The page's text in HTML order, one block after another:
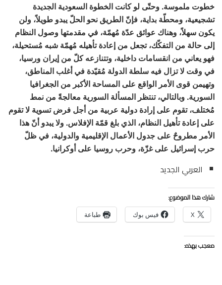
خطوت ملموسة. وحتّى لو كانت الخطوة السعودية الجديدة
تشجيعية، ومحطّة بداية، فإنّ الطريق نحو الحلّ يبدو طويلاً، ولن
يكون سهلاً، وهناك عوائق عدّة مُهمّة، في مقدمتها وصول النظام
إلى حالة من التفكّك، تجعل من إعادة تأهيله مُهمّة شبه مُستحيلة،
فهو يعاني من انقسامات داخلية، وتتنازعه كلّ من إيران ورسيا،
في وقت لا تزال فيه سلطة الدولة مُقيّدة في أغلب المناطق،
وتهيمن قوى الأمر الواقع على المساحة الأكبر من الجغرافيا
السورية. وبالتالي، تنتظر المسألة السورية معالجةً من نمط
مُختلف، تقوم على إرادة دولية عربية من أجل فرض تسوية لا تقوم
على إعادة تأهيل النظام، الذي بلغ قمّة الإفلاس. ولا يبدو أنّ هذا
الأمر مطروحٌ على جدول الأعمال الإقليمية والدولية، في ظلّ
حرب إسرائيل على غزّة، وحرب روسيا على أوكرانيا.
العربي الجديد
شارك هذا الموضوع:
X فيس بوك طباعة
معجب بهذه: